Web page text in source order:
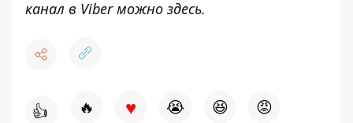
канал в Viber можно здесь.
👍 🔥 ♥ 😭 😆 😡